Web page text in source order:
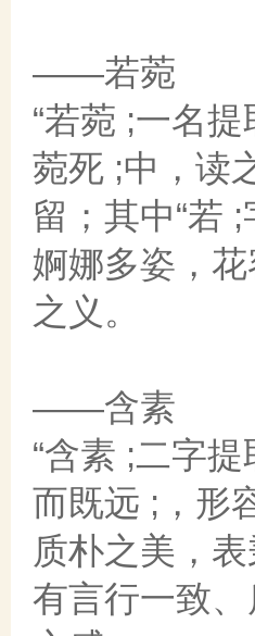
——若菀
“若菀 ;一名
菀死 ;中，读
留；其中“若
婀娜多姿，
之义。
——含素
“含素 ;二字
而既远 ;，形
质朴之美，
有言行一致